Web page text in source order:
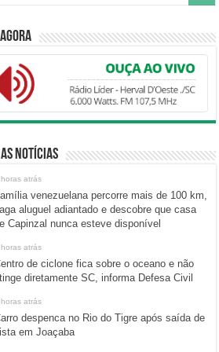
Notícias
atrás
venezuelana percorre mais de 100 km,
aluguel adiantado e descobre que casa
Capinzal nunca esteve disponível
atrás
de ciclone fica sobre o oceano e não
diretamente SC, informa Defesa Civil
atrás
despenca no Rio do Tigre após saída de
em Joaçaba